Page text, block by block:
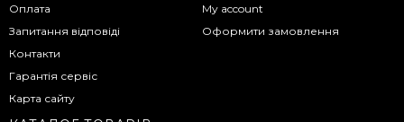
Оплата
Запитання відповіді
Контакти
Гарантія сервіс
Карта сайту
My account
Оформити замовлення